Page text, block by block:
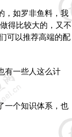
，如罗非鱼料，我
得比较大的，又不
可以推荐高端的配
有一些人这么计
一个知识体系，也